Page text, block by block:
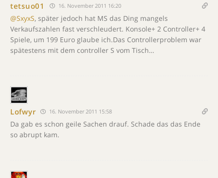
tetsuo01 16. November 2011 16:20
@SxyxS, später jedoch hat MS das Ding mangels
Verkaufszahlen fast verschleudert. Konsole+ 2 Controller+ 4
Spiele, um 199 Euro glaube ich.Das Controllerproblem war
spätestens mit dem controller S vom Tisch…
Lofwyr 16. November 2011 15:58
Da gab es schon geile Sachen drauf. Schade das das Ende
so abrupt kam.